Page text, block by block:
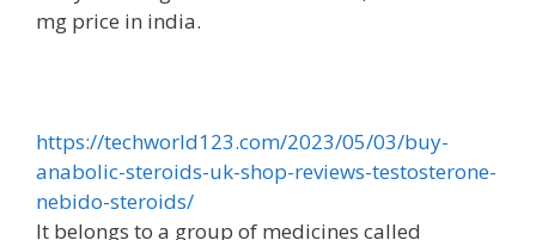
mg price in india.
https://techworld123.com/2023/05/03/buy-
anabolic-steroids-uk-shop-reviews-testosterone-
nebido-steroids/
It belongs to a group of medicines called